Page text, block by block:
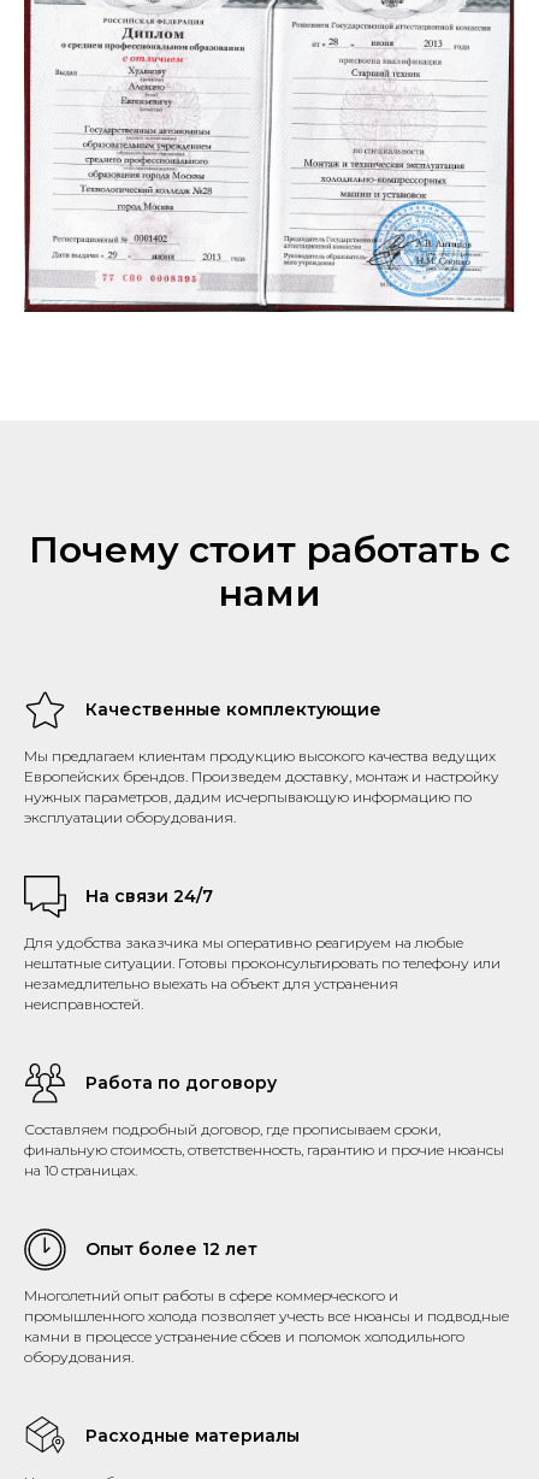
Почему стоит работать с
нами
Качественные комплектующие
Мы предлагаем клиентам продукцию высокого качества ведущих
Европейских брендов. Произведем доставку, монтаж и настройку
нужных параметров, дадим исчерпывающую информацию по
эксплуатации оборудования.
На связи 24/7
Для удобства заказчика мы оперативно реагируем на любые
нештатные ситуации. Готовы проконсультировать по телефону или
незамедлительно выехать на объект для устранения
неисправностей.
Работа по договору
Составляем подробный договор, где прописываем сроки,
финальную стоимость, ответственность, гарантию и прочие нюансы
на 10 страницах.
Опыт более 12 лет
Многолетний опыт работы в сфере коммерческого и
промышленного холода позволяет учесть все нюансы и подводные
камни в процессе устранение сбоев и поломок холодильного
оборудования.
Расходные материалы